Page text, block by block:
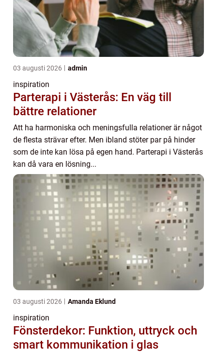
03 augusti 2026 admin
inspiration
Parterapi i Västerås: En väg till
bättre relationer
Att ha harmoniska och meningsfulla relationer är något
de flesta strävar efter. Men ibland stöter par på hinder
som de inte kan lösa på egen hand. Parterapi i Västerås
kan då vara en lösning...
03 augusti 2026 Amanda Eklund
inspiration
Fönsterdekor: Funktion, uttryck och
smart kommunikation i glas